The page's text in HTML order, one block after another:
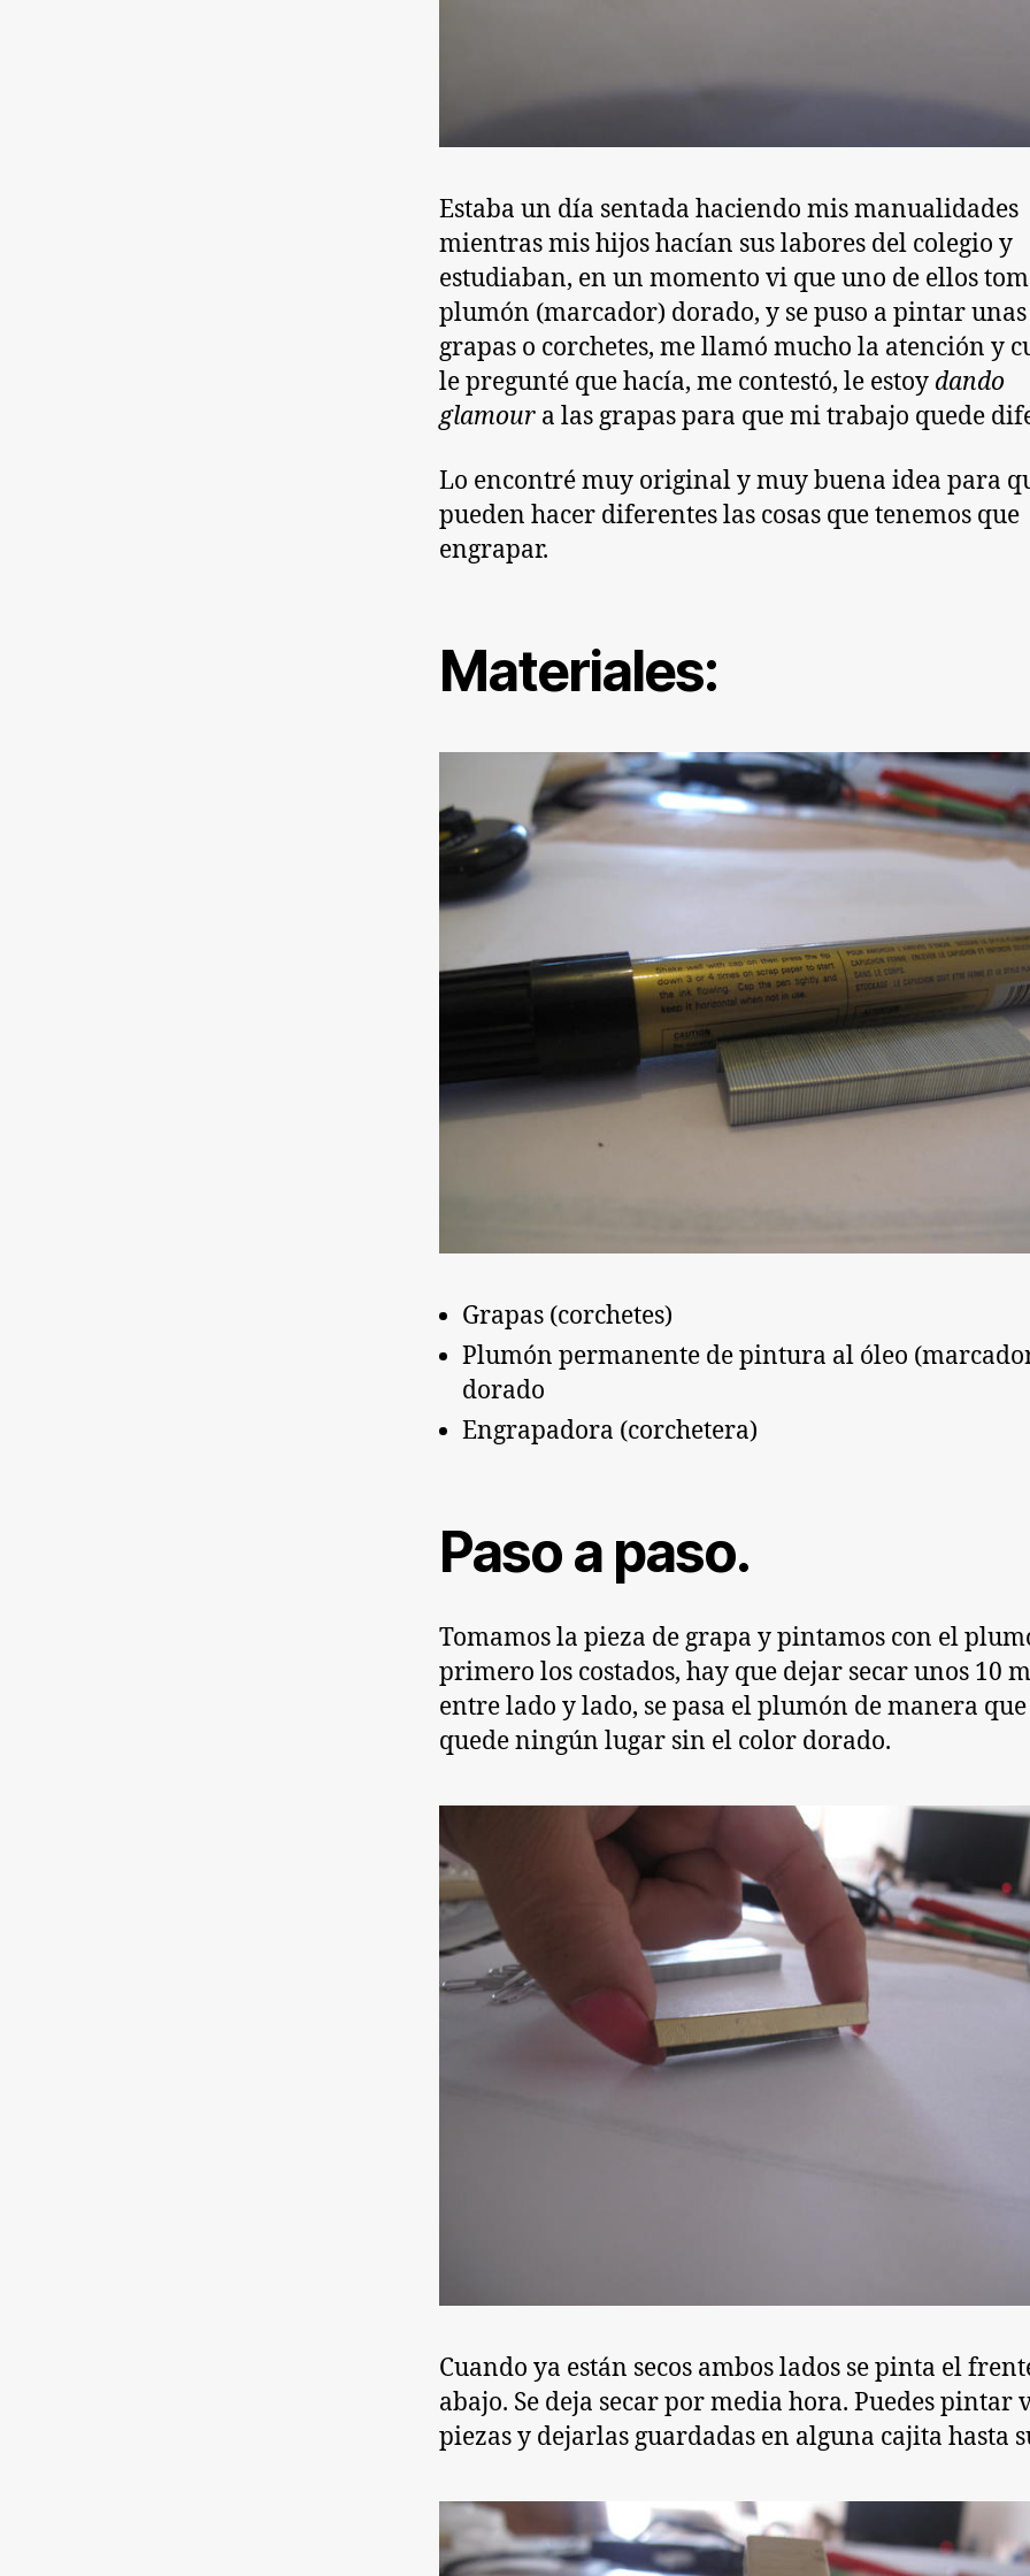
Estaba un día sentada haciendo mis manualidades
mientras mis hijos hacían sus labores del colegio y
estudiaban, en un momento vi que uno de ellos
plumón (marcador) dorado, y se puso a pintar unas
grapas o corchetes, me llamó mucho la atención y
le pregunté que hacía, me contestó, le estoy dando
glamour a las grapas para que mi trabajo quede
Lo encontré muy original y muy buena idea para
pueden hacer diferentes las cosas que tenemos que
engrapar.
Materiales:
Grapas (corchetes)
Plumón permanente de pintura al óleo
dorado
Engrapadora (corchetera)
Paso a paso.
Tomamos la pieza de grapa y pintamos con el
primero los costados, hay que dejar secar unos 10
entre lado y lado, se pasa el plumón de manera
quede ningún lugar sin el color dorado.
Cuando ya están secos ambos lados se pinta el
abajo. Se deja secar por media hora. Puedes pintar
piezas y dejarlas guardadas en alguna cajita hasta